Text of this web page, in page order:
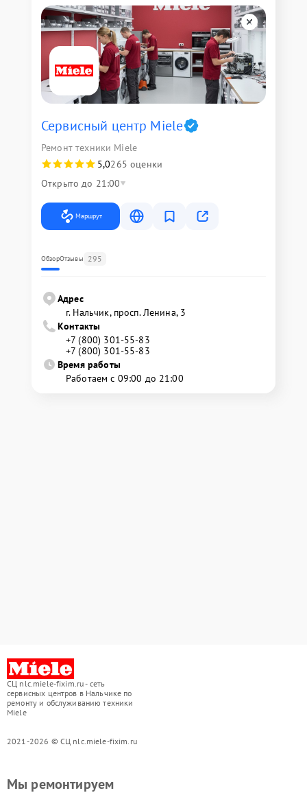
Сервисный центр Miele
Ремонт техники Miele
5,0265 оценки
Открыто до 21:00
Маршрут
ОбзорОтзывы 295
Адрес
г. Нальчик, просп. Ленина, 3
Контакты
+7 (800) 301-55-83
+7 (800) 301-55-83
Время работы
Работаем с 09:00 до 21:00
СЦ nlc.miele-fixim.ru - сеть
сервисных центров в Нальчике по
ремонту и обслуживанию техники
Miele
2021-2026 © СЦ nlc.miele-fixim.ru
Мы ремонтируем